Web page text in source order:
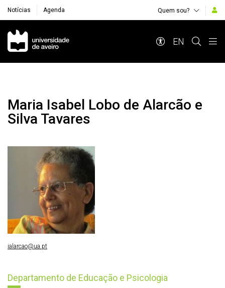
Notícias Agenda Quem sou?
Navegação Principal
EN
Maria Isabel Lobo de Alarcão e
Silva Tavares
Departamento de Educação e Psicologia
ialarcao@ua.pt